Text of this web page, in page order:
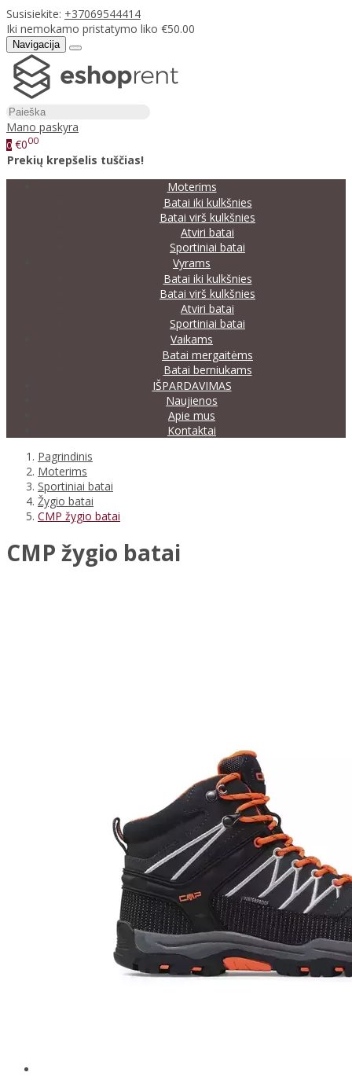
Susisiekite: +37069544414
Iki nemokamo pristatymo liko €50.00
Navigacija
Mano paskyra
0 €000
Prekių krepšelis tuščias!
Moterims
Batai iki kulkšnies
Batai virš kulkšnies
Atviri batai
Sportiniai batai
Vyrams
Batai iki kulkšnies
Batai virš kulkšnies
Atviri batai
Sportiniai batai
Vaikams
Batai mergaitėms
Batai berniukams
IŠPARDAVIMAS
Naujienos
Apie mus
Kontaktai
Pagrindinis
Moterims
Sportiniai batai
Žygio batai
CMP žygio batai
CMP žygio batai